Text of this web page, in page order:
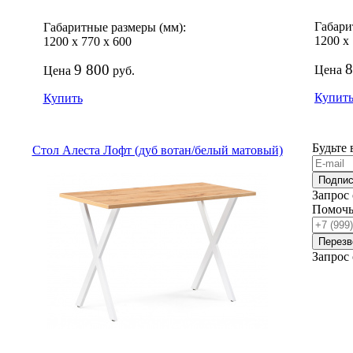
Габаритные размеры (мм):
1200х 770х 600
Цена 9 800 руб.
Купить
1200 х
Цена
Купить
Стол Алеста Лофт (дуб вотан/белый матовый) Будьте
Запрос
Запрос